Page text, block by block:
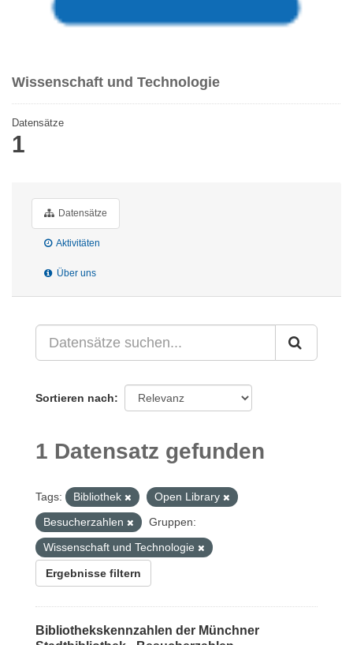
Wissenschaft und Technologie
Datensätze
1
Datensätze
Aktivitäten
Über uns
Sortieren nach
1 Datensatz gefunden
Tags: Bibliothek
Open Library
Besucherzahlen
Gruppen:
Wissenschaft und Technologie
Ergebnisse filtern
Bibliothekskennzahlen der Münchner